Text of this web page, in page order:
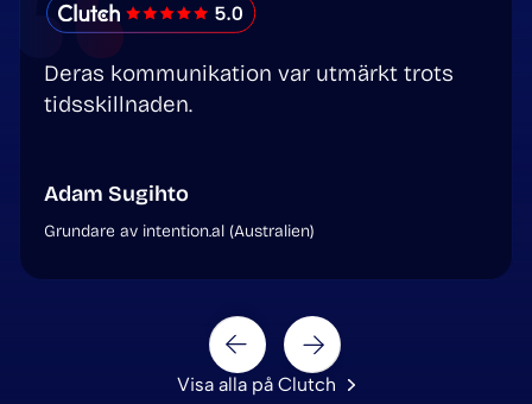
Deras kommunikation var utmärkt trots
tidsskillnaden.
Adam Sugihto
Grundare av intention.al (Australien)
Prev
Next
Visa alla på Clutch